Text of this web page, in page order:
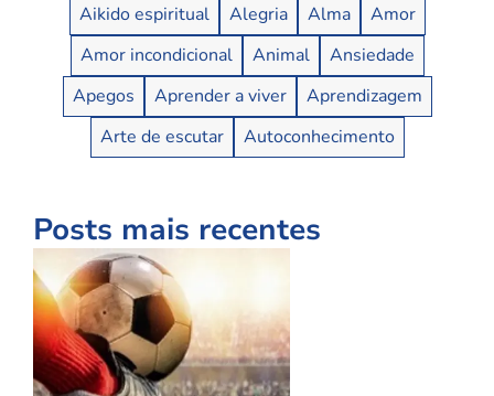
Aikido espiritual
Alegria Alma
Amor
Amor incondicional
Animal
Ansiedade
Apegos
Aprender a viver
Aprendizagem
Arte de escutar
Autoconhecimento
Posts mais recentes